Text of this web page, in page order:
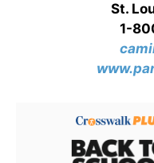
St.
1-